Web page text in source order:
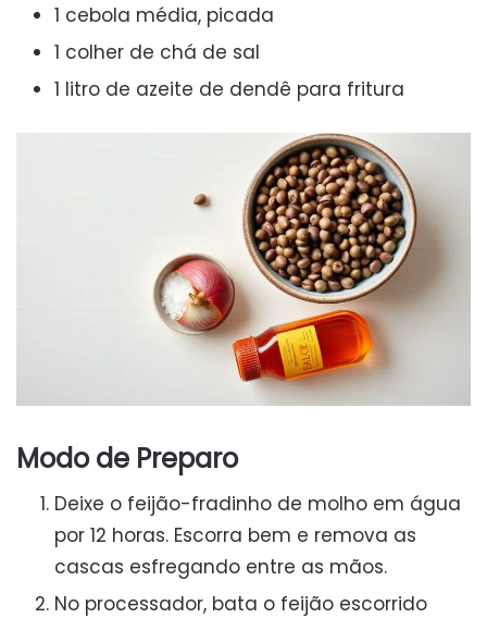
1 cebola média, picada
1 colher de chá de sal
1 litro de azeite de dendê para fritura
Modo de Preparo
Deixe o feijão-fradinho de molho em água
por 12 horas. Escorra bem e remova as
cascas esfregando entre as mãos.
No processador, bata o feijão escorrido